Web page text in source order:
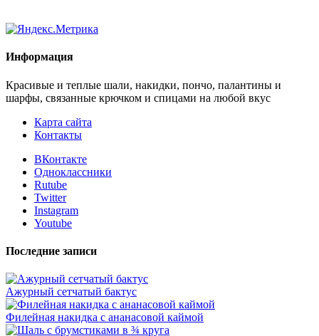
Информация
Красивые и теплые шали, накидки, пончо, палантины и
шарфы, связанные крючком и спицами на любой вкус
Карта сайта
Контакты
ВКонтакте
Одноклассники
Rutube
Twitter
Instagram
Youtube
Последние записи
Ажурный сетчатый бактус
Филейная накидка с ананасовой каймой